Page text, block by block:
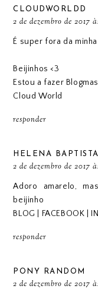
CLOUDWORLDD
2 de dezembro de 2017
É super fora da
Beijinhos <3
Estou a fazer
Cloud World
responder
HELENA
2 de dezembro de 2017
Adoro amarelo,
beijinho
BLOG
FACEBOOK
responder
PONY RANDOM
2 de dezembro de 2017